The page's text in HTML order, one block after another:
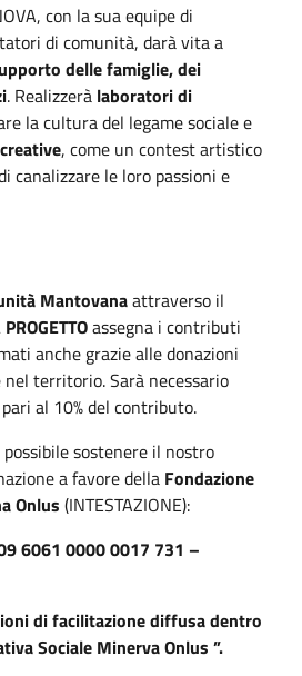
con la sua equipe di
di comunità, darà vita a
delle famiglie, dei
. Realizzerà laboratori di
la cultura del legame sociale e
, come un contest artistico
canalizzare le loro passioni e
Mantovanaattraverso il
assegna i contributi
anche grazie alle donazioni
territorio. Sarà necessario
al 10% del contributo.
possibile sostenere il nostro
a favore della Fondazione
Onlus (INTESTAZIONE):
6061 0000 0017 731 –
di facilitazione diffusa dentro
Sociale Minerva Onlus ”.